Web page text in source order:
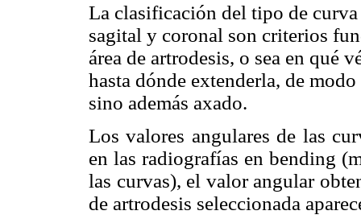
La clasificación del tipo de
sagital y coronal son criterios
área de artrodesis, o sea en qué
hasta dónde extenderla, de
sino además axado.
Los valores angulares de las
en las radiografías en bending
las curvas), el valor angular
de artrodesis seleccionada